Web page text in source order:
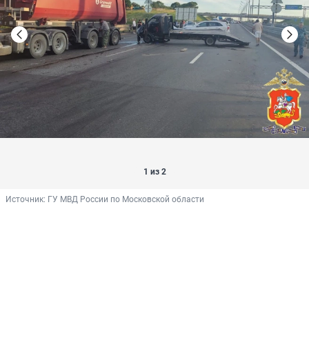
1 из 2
Источник: ГУ МВД России по Московской области